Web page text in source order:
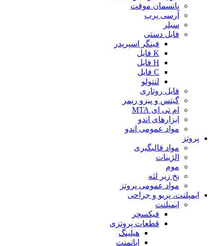
پانسمان موقت
آرسی پرپ
سیلر
فایل دستی
فینگر اسپریدر
K فایل
H فایل
C فایل
لنتولو
فایل روتاری
گیتس و پیزو ریمر
ام تی ای MTA
ابزارهای اندو
مواد عمومی اندو
پروتز
مواد قالبگیری
الژینات
موم
نخ زیر لثه
مواد عمومی پروتز
ایمپلنت، پریو و جراحی
ایمپلنت
فیکسچر
قطعات پروتزی
هیلینگ
اباتمنت